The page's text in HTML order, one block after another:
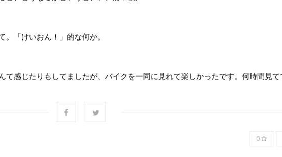
。「けいおん！」的な何か。
て感じたりもしてましたが、バイクを一同に見れて楽しかったです。何時間見て
0